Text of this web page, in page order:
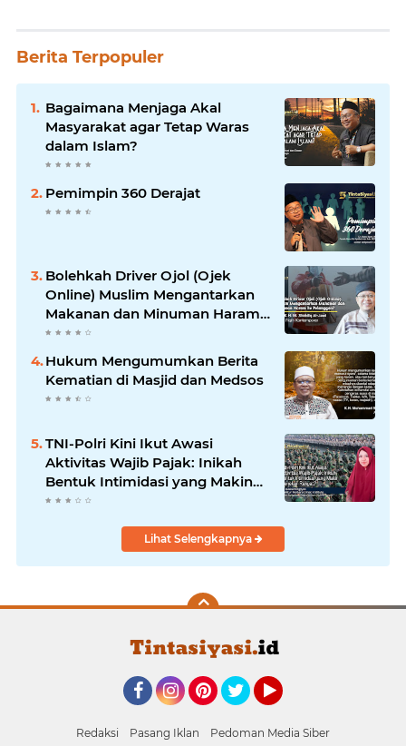
Berita Terpopuler
Bagaimana Menjaga Akal
Masyarakat agar Tetap Waras
dalam Islam?
Pemimpin 360 Derajat
Bolehkah Driver Ojol (Ojek
Online) Muslim Mengantarkan
Makanan dan Minuman Haram
ke Pelanggan?
Hukum Mengumumkan Berita
Kematian di Masjid dan Medsos
TNI-Polri Kini Ikut Awasi
Aktivitas Wajib Pajak: Inikah
Bentuk Intimidasi yang Makin
Menekan Rakyat?
Lihat Selengkapnya
Redaksi Pasang Iklan Pedoman Media Siber